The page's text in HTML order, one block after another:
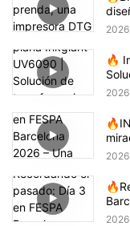
que
2026
🔥
por
2026
2026
2026